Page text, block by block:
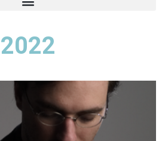
2022